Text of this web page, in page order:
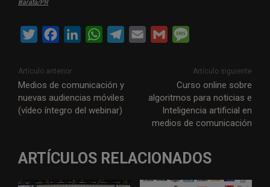
Barata/PR
i
t
t
c
e
b
o
k
k
e
n
W
t
s
p
m
l
s
a
Artículo anterior
Medios de comunicación y
nuevas audiencias móviles
(vídeo íntegro del webinar)
Artículo siguiente
Curso online sobre
algoritmos para noticias e
Inteligencia artificial en
medios de comunicación
ARTÍCULOS RELACIONADOS